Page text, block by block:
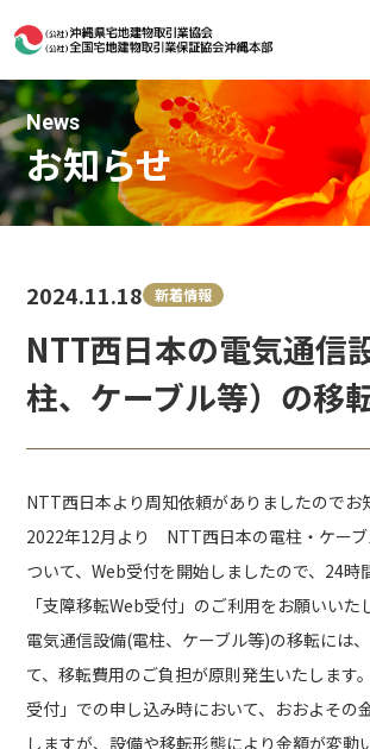
News
お知らせ
NTT西日本の電気通信
柱、ケーブル等）の移
2024.11.18 新着情報
NTT西日本より周知依頼がありましたので
2022年12月より NTT西日本の電柱・ケーブ
ついて、Web受付を開始しましたので、24時
「支障移転Web受付」のご利用をお願いい
電気通信設備(電柱、ケーブル等)の移転には
て、移転費用のご負担が原則発生いたします
受付」での申し込み時において、おおよその
しますが、設備や移転形態により金額が変動